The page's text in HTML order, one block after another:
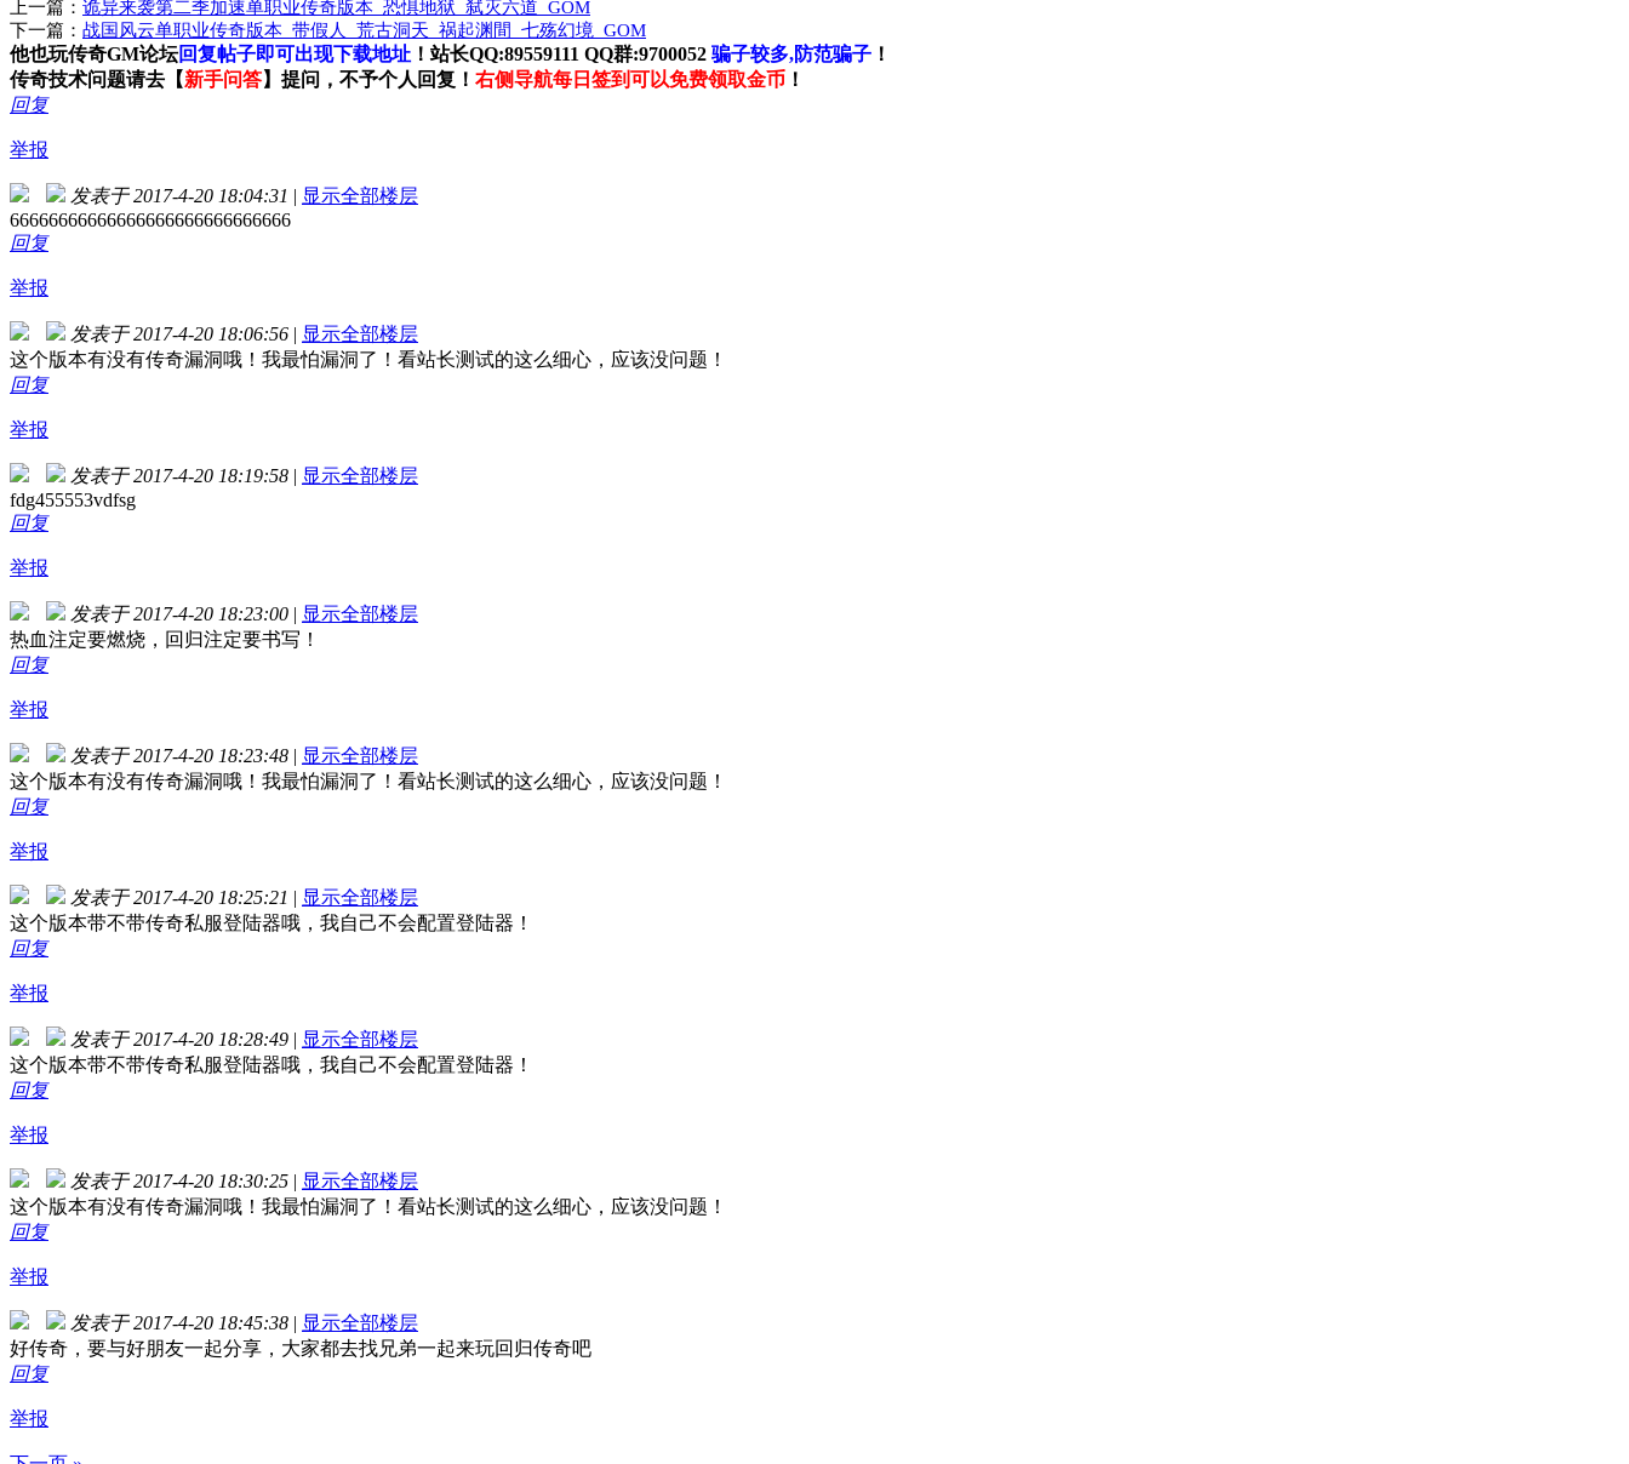
上一篇： 诡异来袭第二季加速单职业传奇版本_恐惧地狱_弑灭六道_GOM
下一篇： 战国风云单职业传奇版本_带假人_荒古洞天_祸起渊間_七殇幻境_GOM
他也玩传奇GM论坛回复帖子即可出现下载地址 ！站长QQ:89559111 QQ群:9700052 骗子较多,防范骗子 ！
传奇技术问题请去【新手问答】提问，不予个人回复！ 右侧导航每日签到可以免费领取金币 ！
回复
举报
发表于 2017-4-20 18:04:31 | 显示全部楼层
66666666666666666666666666666
回复
举报
发表于 2017-4-20 18:06:56 | 显示全部楼层
这个版本有没有传奇漏洞哦！我最怕漏洞了！看站长测试的这么细心，应该没问题！
回复
举报
发表于 2017-4-20 18:19:58 | 显示全部楼层
fdg455553vdfsg
回复
举报
发表于 2017-4-20 18:23:00 | 显示全部楼层
热血注定要燃烧，回归注定要书写！
回复
举报
发表于 2017-4-20 18:23:48 | 显示全部楼层
这个版本有没有传奇漏洞哦！我最怕漏洞了！看站长测试的这么细心，应该没问题！
回复
举报
发表于 2017-4-20 18:25:21 | 显示全部楼层
这个版本带不带传奇私服登陆器哦，我自己不会配置登陆器！
回复
举报
发表于 2017-4-20 18:28:49 | 显示全部楼层
这个版本带不带传奇私服登陆器哦，我自己不会配置登陆器！
回复
举报
发表于 2017-4-20 18:30:25 | 显示全部楼层
这个版本有没有传奇漏洞哦！我最怕漏洞了！看站长测试的这么细心，应该没问题！
回复
举报
发表于 2017-4-20 18:45:38 | 显示全部楼层
好传奇，要与好朋友一起分享，大家都去找兄弟一起来玩回归传奇吧
回复
举报